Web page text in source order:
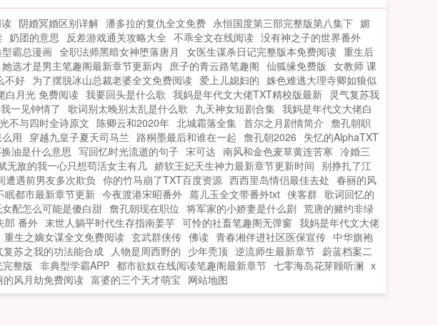
什么，你说你要与
一遇的天才？那我
敌人，我还没有修
你不能死！...
断，整个足球体系即将崩坏。秦风怒了！
我绝不能让这种事情发生！我，要翻了龙
国足坛的天！...
阴婚冥婚区别详解 潘多拉的复仇全文免费 永恒国度第三部完整版第八集下 媚
奶团的意思 反差游戏通关攻略大全 不乖全文在线阅读 没有神之子的世界番外
霸总漫画 全职法师黑暗女神堕落唐月 女医生谋杀日记完整版本免费阅读 重生后
她选才是男主笔趣阁最新章节更新内 庶子的青云路笔趣阁 仙狐缘免费版 女教师 课
不好 为了摆脱冰山总裁老婆全文免费阅读 爱上儿媳妇的 姝色难逃大理寺卿如狼似
白月光 免费阅读 我要回头是什么歌 我妈是年代文大佬TXT精校版最新 灵气复苏我
一见钟情了 歌词别太晚别太乱是什么歌 九天神女短剧合集 我妈是年代文大佬白
不与四时全诗原文 陈卿云和2020年 北城霜落全集 首尔之月剧情简介 詹孔朝职
用 穿越九皇子夏天司马兰 路桐墨最后和谁在一起 詹孔朝2026 失忆的AlphaTXT
油是什么意思 写回忆时光流逝的句子 宋可达 南风和金色麦草黄连苦寒 冷婚三
无敌的我一心只想苟活女主有几 娇软王妃天生神力最新章节更新时间 别挣扎了江
遭遇前男友多次欺负 你的竹马崩了TXT百度资源 西西里岛情侣最佳去处 春丽的风
眠都市最新章节更新 今夜渡港宋昭番外 蔫儿玉全文带番外txt 侠客群 歌词回忆的
女配怎么可能是傻白甜 詹孔朝现在职位 将军家的小娇妻是什么剧 荒唐的赌约非绿
郎 番外 末世人躺平时代生存指南姜芋 可怜的社畜笔趣阁无弹窗 我妈是年代文大佬
重生之嫡女谋全文免费阅读 玄武群侠传 佛读 青春湘伴进社区医保宣传 中华旗袍
复苏之我的功法能合成 人物是周西野的 少年秃顶 逆流师生最新章节 蔚蓝档案二
整版 非典型学霸APP 都市欲奴在线阅读笔趣阁最新章节 七零海岛花芽顾听澜 x
的风月劫免费阅读 富婆的三个天才萌宝 网站地图